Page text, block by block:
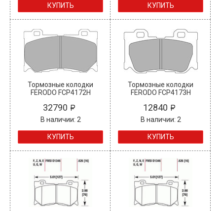
КУПИТЬ КУПИТЬ
Тормозные колодки
FERODO FCP4172H
32790
В наличии: 2
КУПИТЬ
Тормозные колодки
FERODO FCP4173H
12840
В наличии: 2
КУПИТЬ